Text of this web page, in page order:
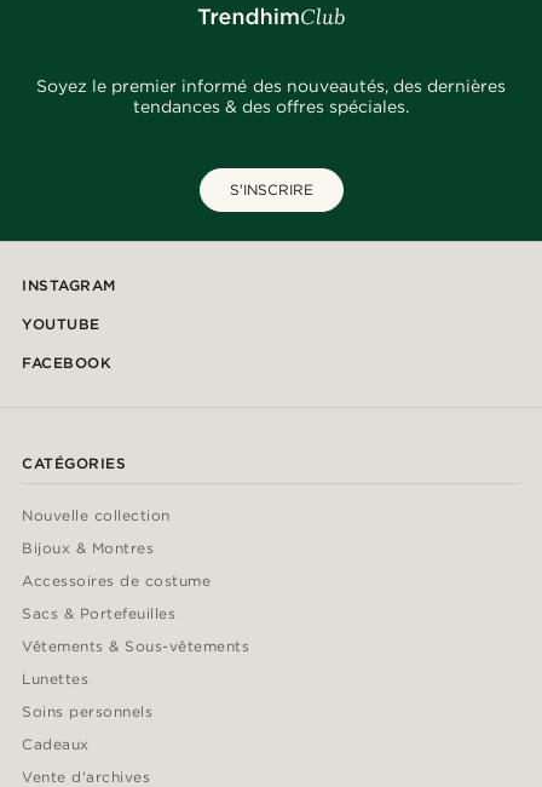
Soyez le premier informé des nouveautés, des dernières
tendances & des offres spéciales.
S'INSCRIRE
INSTAGRAM
YOUTUBE
FACEBOOK
CATÉGORIES
Nouvelle collection
Bijoux & Montres
Accessoires de costume
Sacs & Portefeuilles
Vêtements & Sous-vêtements
Lunettes
Soins personnels
Cadeaux
Vente d'archives